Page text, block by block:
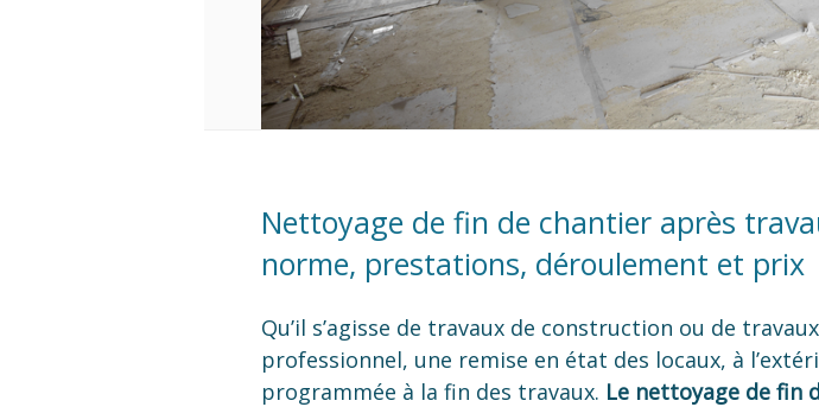
Nettoyage de fin de chantier après
norme, prestations, déroulement et prix
Qu’il s’agisse de travaux de construction ou de
professionnel, une remise en état des locaux, à
programmée à la fin des travaux. Le nettoyage de fin